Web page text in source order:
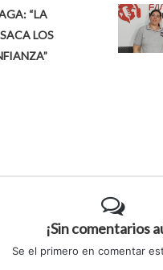
“LA
LOS
¡Sin comentarios
Se el primero en comentar